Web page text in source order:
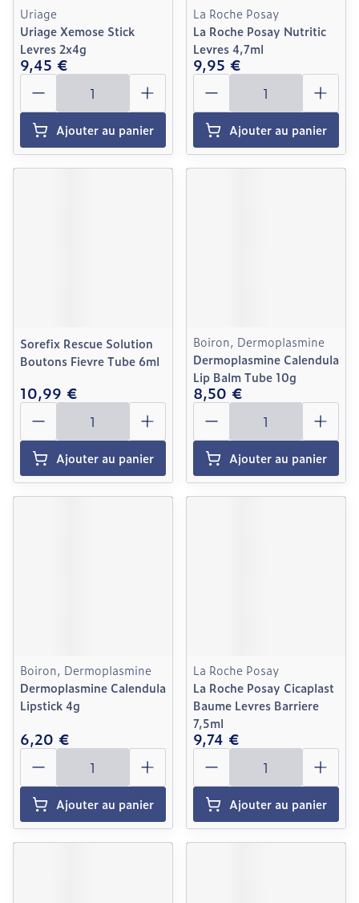
Uriage
Uriage Xemose Stick
Levres 2x4g
9,45 €
Quantité
Ajouter au panier
La Roche Posay
La Roche Posay Nutritic
Levres 4,7ml
9,95 €
Quantité
Ajouter au panier
Sorefix Rescue Solution
Boutons Fievre Tube 6ml
10,99 €
Quantité
Ajouter au panier
Boiron, Dermoplasmine
Dermoplasmine Calendula
Lip Balm Tube 10g
8,50 €
Quantité
Ajouter au panier
Boiron, Dermoplasmine
Dermoplasmine Calendula
Lipstick 4g
6,20 €
Quantité
Ajouter au panier
La Roche Posay
La Roche Posay Cicaplast
Baume Levres Barriere
7,5ml
9,74 €
Quantité
Ajouter au panier